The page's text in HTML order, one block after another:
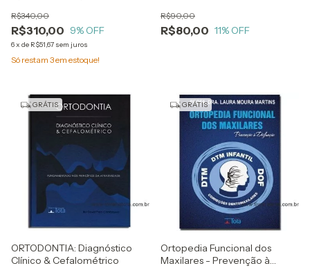
Junior E Ieda Piramo Moreira
Santiago
R$310,00
R$340,00
9% OFF
6x de R$51,67 sem juros
Só restam 3em estoque!
R$80,00
R$90,00
11% OFF
GRÁTIS
ORTODONTIA: Diagnóstico
Clínico & Cefalométrico
GRÁTIS
Ortopedia Funcional dos
Maxilares - Prevenção à